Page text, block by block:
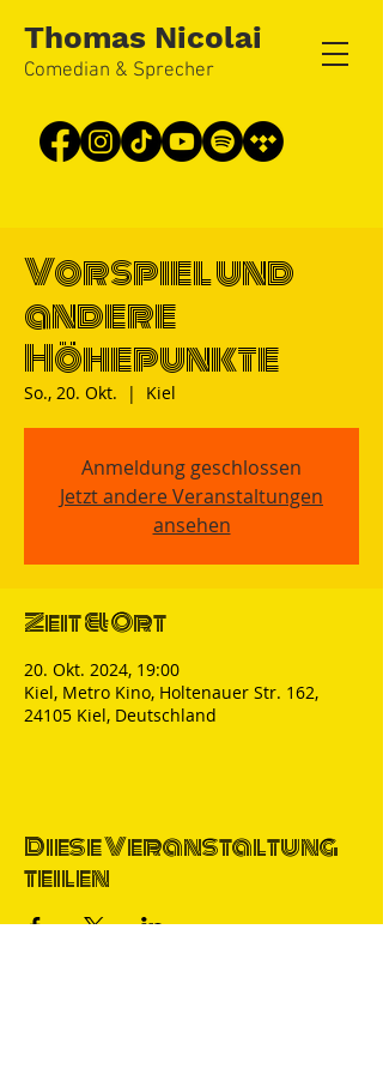
Thomas Nicolai
Comedian & Sprecher
Vorspiel und
andere
Höhepunkte
So., 20. Okt.
  |
Kiel
Anmeldung geschlossen
Jetzt andere Veranstaltungen
ansehen
Zeit & Ort
20. Okt. 2024, 19:00
Kiel, Metro Kino, Holtenauer Str. 162,
24105 Kiel, Deutschland
Diese Veranstaltung
teilen